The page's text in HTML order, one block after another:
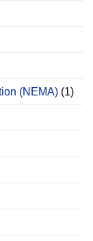
(NEMA) (1)